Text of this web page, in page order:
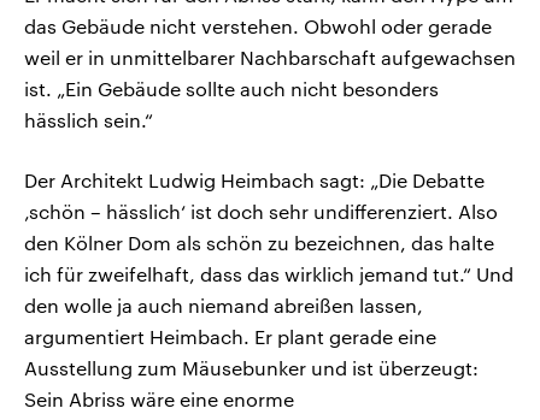
das Gebäude nicht verstehen. Obwohl oder gerade
weil er in unmittelbarer Nachbarschaft aufgewachsen
ist. „Ein Gebäude sollte auch nicht besonders
hässlich sein.“
Der Architekt Ludwig Heimbach sagt: „Die Debatte
‚schön – hässlich‘ ist doch sehr undifferenziert. Also
den Kölner Dom als schön zu bezeichnen, das halte
ich für zweifelhaft, dass das wirklich jemand tut.“ Und
den wolle ja auch niemand abreißen lassen,
argumentiert Heimbach. Er plant gerade eine
Ausstellung zum Mäusebunker und ist überzeugt:
Sein Abriss wäre eine enorme